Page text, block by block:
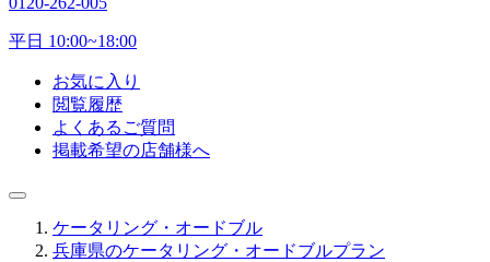
平日 10:00~18:00
お気に入り
閲覧履歴
よくあるご質問
掲載希望の店舗様へ
ケータリング・オードブル
兵庫県のケータリング・オードブルプラン